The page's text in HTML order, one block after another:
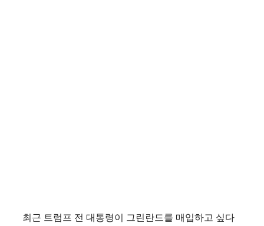
최근 트럼프 전 대통령이 그린란드를 매입하고 싶다